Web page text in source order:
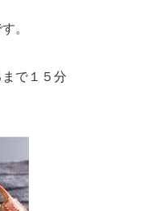
。
で１５分